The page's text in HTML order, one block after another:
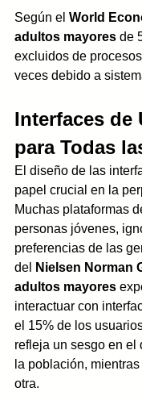
Según el World
adultos mayores de
excluidos de
veces debido a
Interfaces de
para Todas
El diseño de las
papel crucial en la
Muchas plataformas
personas jóvenes,
preferencias de las
del
Nielsen Norman
adultos mayores
interactuar con
el 15% de los
refleja un sesgo en el
la población,
otra.